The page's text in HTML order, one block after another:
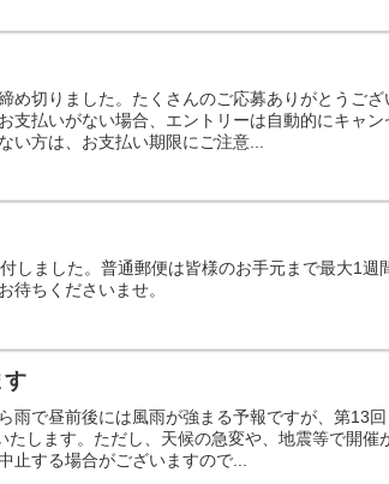
め切りました。たくさんのご応募ありがとうござ
支払いがない場合、エントリーは自動的にキャン
い方は、お支払い期限にご注意...
しました。普通郵便は皆様のお手元まで最大1週
待ちくださいませ。
す
雨で昼前後には風雨が強まる予報ですが、第13回
します。ただし、天候の急変や、地震等で開催
止する場合がございますので...